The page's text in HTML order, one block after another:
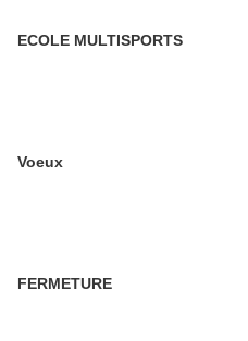
ECOLE MULTISPORTS
Voeux
FERMETURE